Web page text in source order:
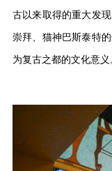
古以来取得的重大发
崇拜、猫神巴斯泰特
为复古之都的文化意义